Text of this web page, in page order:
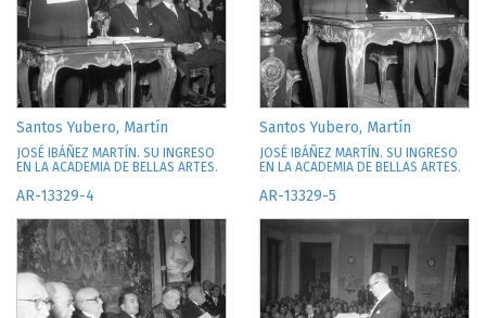
Santos Yubero, Martín
JOSÉ IBÁÑEZ MARTÍN. SU INGRESO
EN LA ACADEMIA DE BELLAS ARTES.
Santos Yubero, Martín
JOSÉ IBÁÑEZ MARTÍN. SU INGRESO
EN LA ACADEMIA DE BELLAS ARTES.
AR-13329-4 AR-13329-5